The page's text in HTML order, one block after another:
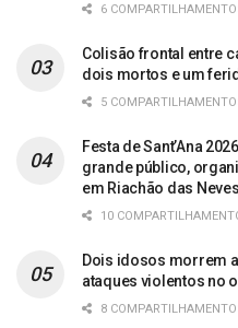
6
Colisão frontal entre
dois mortos e um
5
Festa de Sant’Ana
grande público,
em Riachão das Neves
10
Dois idosos morrem
ataques violentos no
8